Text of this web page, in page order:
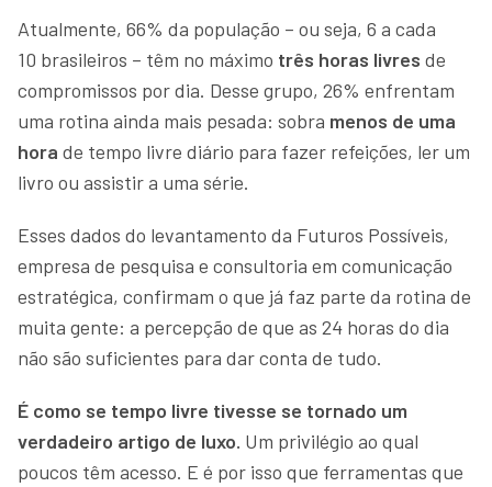
Atualmente, 66% da população – ou seja, 6 a cada
10 brasileiros – têm no máximo três horas livres de
compromissos por dia. Desse grupo, 26% enfrentam
uma rotina ainda mais pesada: sobra menos de uma
hora de tempo livre diário para fazer refeições, ler um
livro ou assistir a uma série.
Esses dados do levantamento da Futuros Possíveis,
empresa de pesquisa e consultoria em comunicação
estratégica, confirmam o que já faz parte da rotina de
muita gente: a percepção de que as 24 horas do dia
não são suficientes para dar conta de tudo.
É como se tempo livre tivesse se tornado um
verdadeiro artigo de luxo. Um privilégio ao qual
poucos têm acesso. E é por isso que ferramentas que